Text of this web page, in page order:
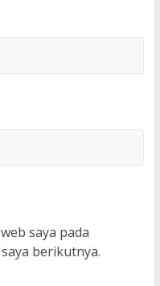
saya pada
berikutnya.